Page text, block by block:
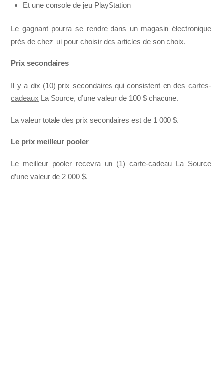
Et une console de jeu PlayStation
Le gagnant pourra se rendre dans un magasin électronique
près de chez lui pour choisir des articles de son choix.
Prix secondaires
Il y a dix (10) prix secondaires qui consistent en des cartes-
cadeaux La Source, d’une valeur de 100 $ chacune.
La valeur totale des prix secondaires est de 1 000 $.
Le prix meilleur pooler
Le meilleur pooler recevra un (1) carte-cadeau La Source
d’une valeur de 2 000 $.